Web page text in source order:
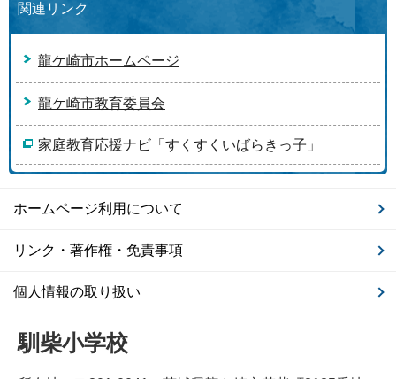
関連リンク
龍ケ崎市ホームページ
龍ケ崎市教育委員会
家庭教育応援ナビ「すくすくいばらきっ子」
ホームページ利用について
リンク・著作権・免責事項
個人情報の取り扱い
馴柴小学校